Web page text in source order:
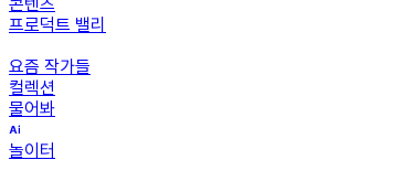
프로덕트 밸리
요즘 작가들
컬렉션
물어봐
놀이터